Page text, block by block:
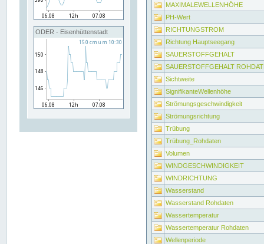
ODER - Eisenhüttenstadt
MAXIMALEWELLENHÖHE
PH-Wert
RICHTUNGSTROM
Richtung Hauptseegang
SAUERSTOFFGEHALT
SAUERSTOFFGEHALT
Sichtweite
SignifikanteWellenhöhe
Strömungsgeschwindigkeit
Strömungsrichtung
Trübung
Trübung_Rohdaten
Volumen
WINDGESCHWINDIGKEIT
WINDRICHTUNG
Wasserstand
Wasserstand Rohdaten
Wassertemperatur
Wassertemperatur Rohdaten
Wellenperiode